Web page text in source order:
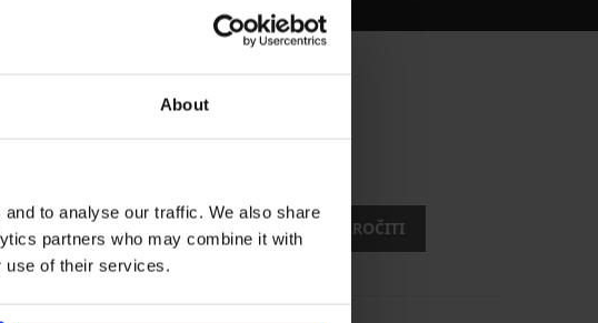
About
to analyse our traffic. We also share
partners who may combine it with
use of their services.
z novostmi?
ŽELIM SE NAROČITI